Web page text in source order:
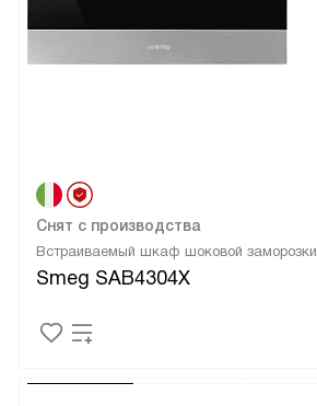
Встраиваемый шкаф шоковой заморозки
Smeg SAB4304X
Снят с производства